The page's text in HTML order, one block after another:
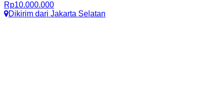
Rp10.000.000
Dikirim dari Jakarta Selatan